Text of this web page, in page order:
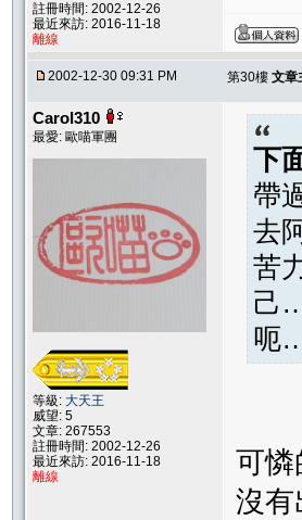
註冊時間: 2002-12-26
最近來訪: 2016-11-18
離線
2002-12-30 09:31 PM 第30樓 文章
Carol310
最愛: 歐喵軍團
等級: 大天王
威望: 5
文章: 267553
註冊時間: 2002-12-26
最近來訪: 2016-11-18
離線
下
帶
去
苦
己
呃
可憐
沒有